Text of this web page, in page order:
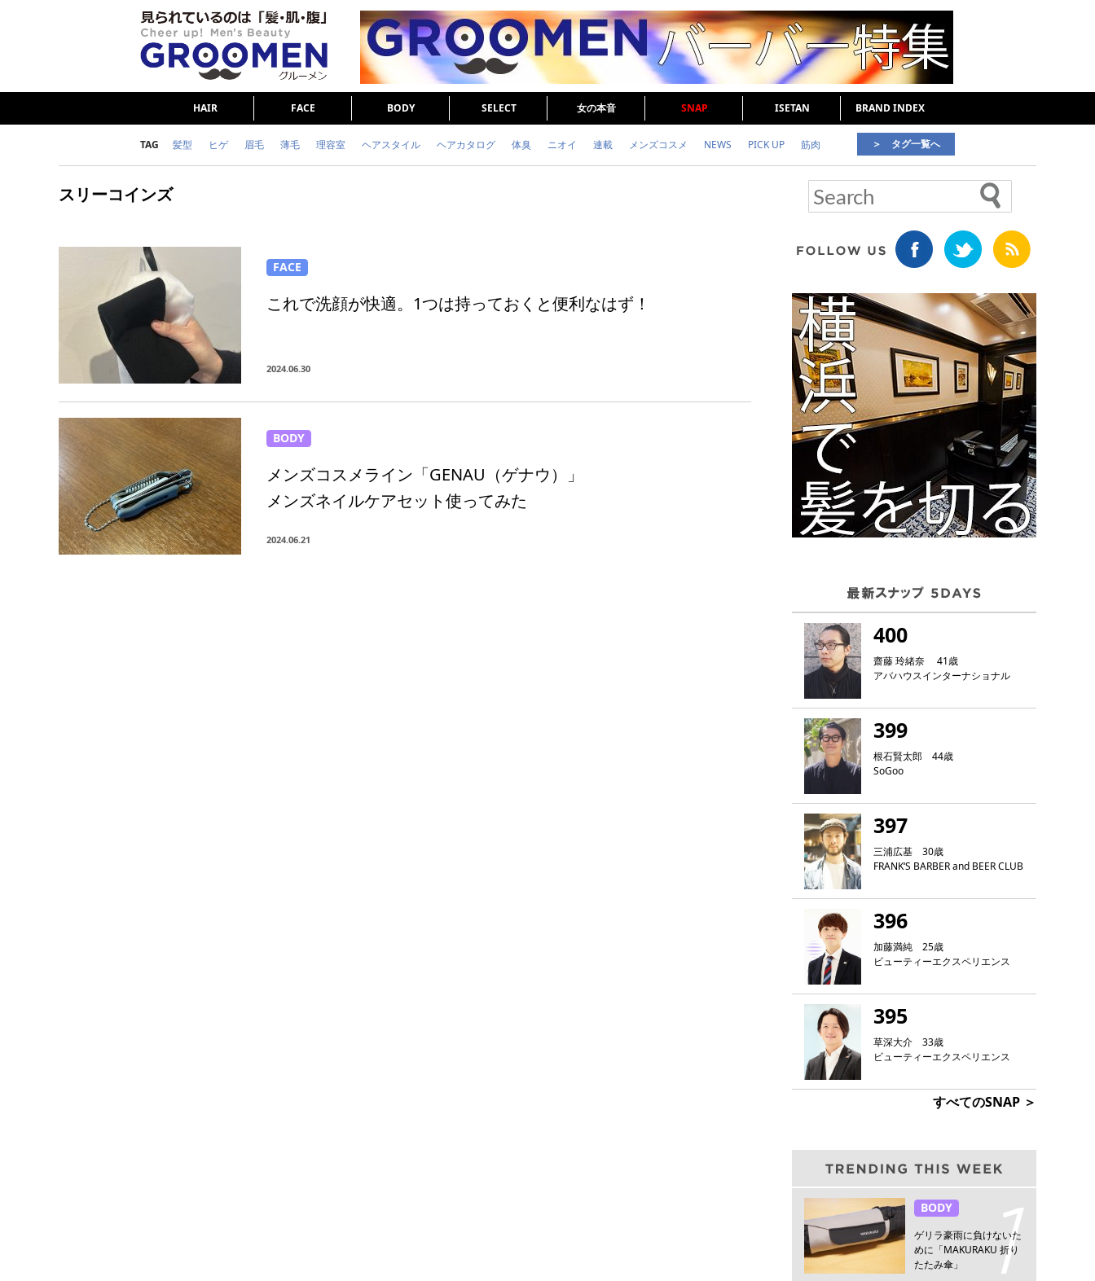
HAIR FACE BODY SELECT 女の本音 SNAP ISETAN BRAND INDEX
TAG 髪型 ヒゲ 眉毛 薄毛 理容室 ヘアスタイル ヘアカタログ 体臭 ニオイ 連載 メンズコスメ NEWS PICK UP 筋肉
女の本音 頭皮ケア
＞ タグ一覧へ
スリーコインズ
FACE
これで洗顔が快適。1つは持っておくと便利なはず！
2024.06.30
BODY
メンズコスメライン「GENAU（ゲナウ）」
メンズネイルケアセット使ってみた
2024.06.21
400
齋藤 玲緒奈 41歳
アバハウスインターナショナル
399
根石賢太郎 44歳
SoGoo
397
三浦広基 30歳
FRANK‘S BARBER and BEER CLUB
396
加藤満純 25歳
ビューティーエクスペリエンス
395
草深大介 33歳
ビューティーエクスペリエンス
すべてのSNAP ＞
BODY
ゲリラ豪雨に負けないた
めに「MAKURAKU 折り
たたみ傘」